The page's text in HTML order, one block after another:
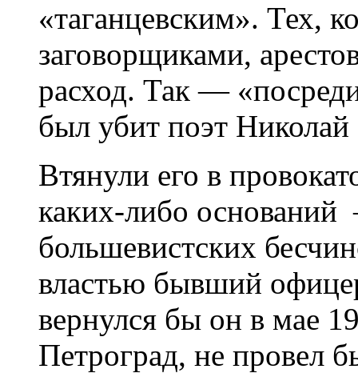
«таганцевским». Тех,
заговорщиками,
расход. Так —
был убит поэт
Втянули его в
каких-либо
большевистских
властью бывший
вернулся бы он в мае
Петроград, не провел